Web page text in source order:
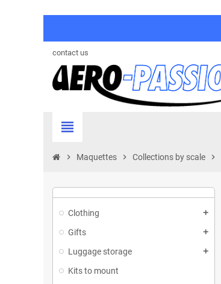
contact us
view_headline
chevron_right Maquettes chevron_right Collections by scale chevron_right
Clothing
Gifts
Luggage storage
Kits to mount